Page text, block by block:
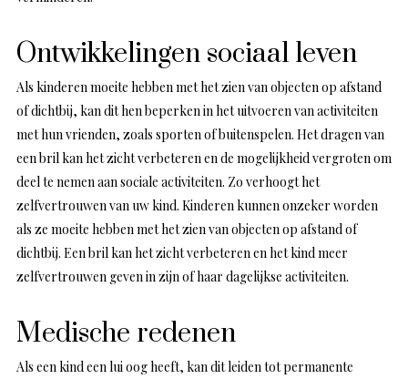
Ontwikkelingen sociaal leven
Als kinderen moeite hebben met het zien van objecten op afstand
of dichtbij, kan dit hen beperken in het uitvoeren van activiteiten
met hun vrienden, zoals sporten of buitenspelen. Het dragen van
een bril kan het zicht verbeteren en de mogelijkheid vergroten om
deel te nemen aan sociale activiteiten. Zo verhoogt het
zelfvertrouwen van uw kind. Kinderen kunnen onzeker worden
als ze moeite hebben met het zien van objecten op afstand of
dichtbij. Een bril kan het zicht verbeteren en het kind meer
zelfvertrouwen geven in zijn of haar dagelijkse activiteiten.
Medische redenen
Als een kind een lui oog heeft, kan dit leiden tot permanente